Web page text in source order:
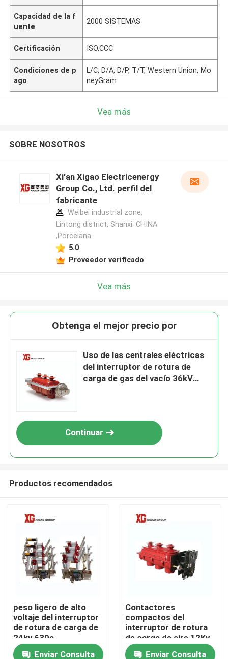
Productos
Sobre nosotros
Capacidad de la f
uente
2000 SISTEMAS
Certificación ISO,CCC
Condiciones de p
ago
L/C, D/A, D/P, T/T, Western Union, Mo
neyGram
Vea más
SOBRE NOSOTROS
Xi'an Xigao Electricenergy
Group Co., Ltd. perfil del
fabricante
Weibei industrial zone,
Lintong district, Shanxi. CHINA
,Porcelana
5.0
Proveedor verificado
Vea más
Obtenga el mejor precio por
Uso de las centrales eléctricas
del interruptor de rotura de
carga de gas del vacío 36kV
Continuar
Productos recomendados
peso ligero de alto
voltaje del interruptor
de rotura de carga de
24kv 630a
Enviar Consulta
Contactores
compactos del
interruptor de rotura
de carga de aire 12Kv
del IEC 60265 tres
Enviar Consulta